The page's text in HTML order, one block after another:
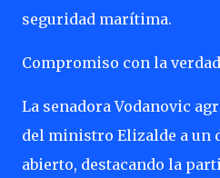
seguridad marítima.
Compromiso con la
La senadora Vodanovic
del ministro Elizalde a un
abierto, destacando la